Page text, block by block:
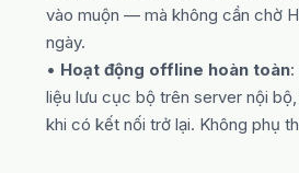
vào muộn — mà không cần chờ
ngày.
• Hoạt động offline hoàn toàn
liệu lưu cục bộ trên server nội
khi có kết nối trở lại. Không phụ